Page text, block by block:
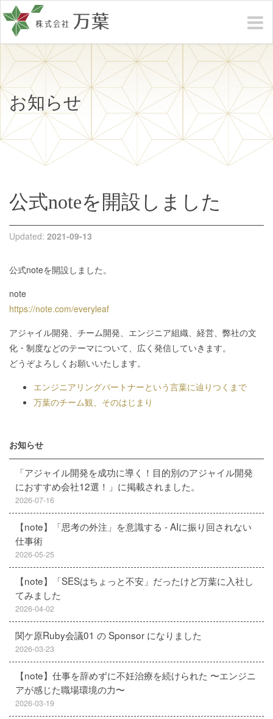
お知らせ
公式noteを開設しました
Updated: 2021-09-13
公式noteを開設しました。
note
https://note.com/everyleaf
アジャイル開発、チーム開発、エンジニア組織、経営、弊社の文
化・制度などのテーマについて、広く発信していきます。
どうぞよろしくお願いいたします。
エンジニアリングパートナーという言葉に辿りつくまで
万葉のチーム観、そのはじまり
お知らせ
「アジャイル開発を成功に導く！目的別のアジャイル開発
におすすめ会社12選！」に掲載されました。
2026-07-16
【note】「思考の外注」を意識する - AIに振り回されない
仕事術
2026-05-25
【note】「SESはちょっと不安」だったけど万葉に入社し
てみました
2026-04-02
関ケ原Ruby会議01 の Sponsor になりました
2026-03-23
【note】仕事を辞めずに不妊治療を続けられた 〜エンジニ
アが感じた職場環境の力〜
2026-03-19